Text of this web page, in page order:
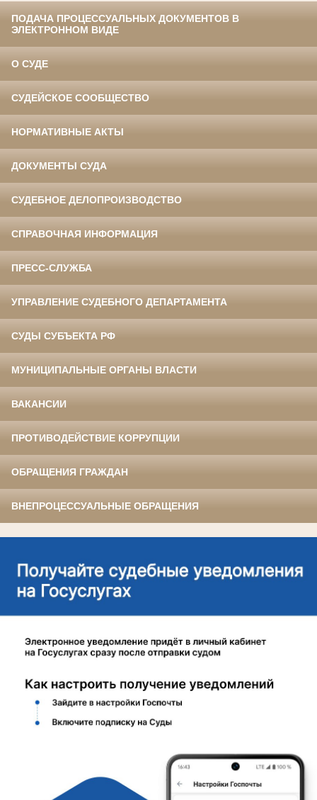
ПОДАЧА ПРОЦЕССУАЛЬНЫХ ДОКУМЕНТОВ В
ЭЛЕКТРОННОМ ВИДЕ
О СУДЕ
СУДЕЙСКОЕ СООБЩЕСТВО
НОРМАТИВНЫЕ АКТЫ
ДОКУМЕНТЫ СУДА
СУДЕБНОЕ ДЕЛОПРОИЗВОДСТВО
СПРАВОЧНАЯ ИНФОРМАЦИЯ
ПРЕСС-СЛУЖБА
УПРАВЛЕНИЕ СУДЕБНОГО ДЕПАРТАМЕНТА
СУДЫ СУБЪЕКТА РФ
МУНИЦИПАЛЬНЫЕ ОРГАНЫ ВЛАСТИ
ВАКАНСИИ
ПРОТИВОДЕЙСТВИЕ КОРРУПЦИИ
ОБРАЩЕНИЯ ГРАЖДАН
ВНЕПРОЦЕССУАЛЬНЫЕ ОБРАЩЕНИЯ